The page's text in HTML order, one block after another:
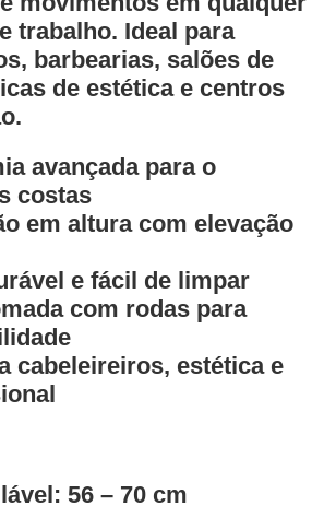
trabalho. Ideal para
barbearias, salões de
de estética e centros
avançada para o
costas
em altura com elevação
e fácil de limpar
com rodas para
cabeleireiros, estética e
56 – 70 cm